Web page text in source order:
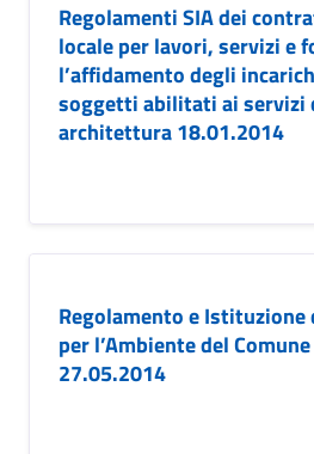
Regolamenti SIA dei
locale per lavori, servizi e
l’affidamento degli
soggetti abilitati ai servizi
architettura 18.01.2014
Regolamento e Istituzione
per l’Ambiente del
27.05.2014